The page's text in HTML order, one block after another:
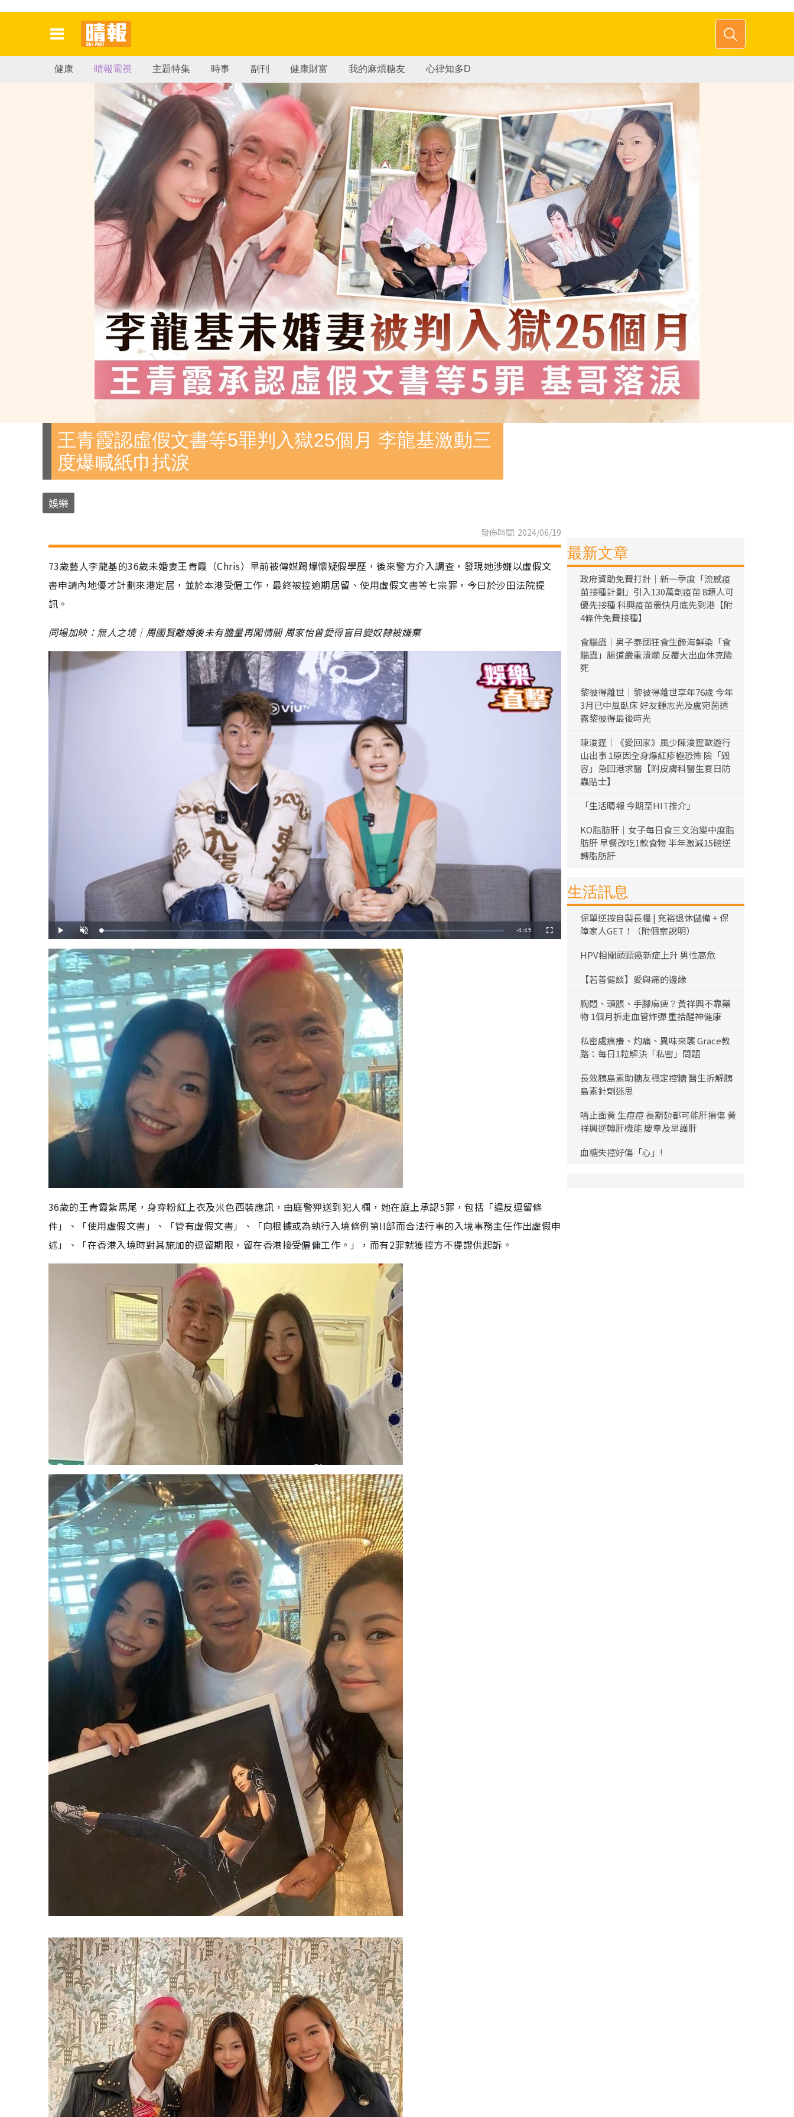
健康 晴報電視 主題特集 時事 副刊 健康財富 我的麻煩糖友 心律知多D
王青霞認虛假文書等5罪判入獄25個月 李龍基激動三
度爆喊紙巾拭淚
娛樂
發佈時間: 2024/06/19
73歲藝人李龍基的36歲未婚妻王青霞（Chris）早前被傳媒踢爆懷疑假學歷，後來警方介入調查，發現她涉嫌以虛假文
書申請內地優才計劃來港定居，並於本港受僱工作，最終被控逾期居留、使用虛假文書等七宗罪，今日於沙田法院提
訊。
同場加映：無人之境│周國賢離婚後未有膽量再闖情關 周家怡曾愛得盲目變奴隸被嫌棄
播
放
開
啟
效
載
入
畢
:
1
.
3
7
%
剩
-4:45
全
螢
36歲的王青霞紮馬尾，身穿粉紅上衣及米色西裝應訊，由庭警狎送到犯人欄，她在庭上承認5罪，包括「違反逗留條
件」、「使用虛假文書」、「管有虛假文書」、「向根據或為執行入境條例第II部而合法行事的入境事務主任作出虛假申
述」、「在香港入境時對其施加的逗留期限，留在香港接受僱傭工作。」，而有2罪就獲控方不提證供起訴。
最新文章
政府資助免費打針｜新一季度「流感疫
苗接種計劃」引入130萬劑疫苗 8類人可
優先接種 科興疫苗最快月底先到港【附
4條件免費接種】
食腦蟲｜男子泰國狂食生醃海鮮染「食
腦蟲」腸道嚴重潰爛 反覆大出血休克險
死
黎彼得離世｜黎彼得離世享年76歲 今年
3月已中風臥床 好友鍾志光及盧宛茵透
露黎彼得最後時光
陳浚霆｜《愛回家》風少陳浚霆歐遊行
山出事 1原因全身爆紅疹極恐怖 險「毀
容」急回港求醫【附皮膚科醫生夏日防
蟲貼士】
「生活晴報 今期至HIT推介」
KO脂肪肝｜女子每日食三文治變中度脂
肪肝 早餐改吃1款食物 半年激減15磅逆
轉脂肪肝
生活訊息
保單逆按自製長糧 | 充裕退休儲備 + 保
障家人GET！（附個案說明）
HPV相關頭頸癌新症上升 男性高危
【若善健談】愛與痛的邊緣
胸悶、頭脹、手腳麻痺？黃祥興不靠藥
物 1個月拆走血管炸彈 重拾醒神健康
私密處痕癢、灼痛、異味來襲 Grace教
路：每日1粒解決「私密」問題
長效胰島素助糖友穩定控糖 醫生拆解胰
島素針劑迷思
唔止面黃 生痘痘 長期攰都可能肝損傷 黃
祥興逆轉肝機能 慶幸及早護肝
血糖失控好傷「心」!